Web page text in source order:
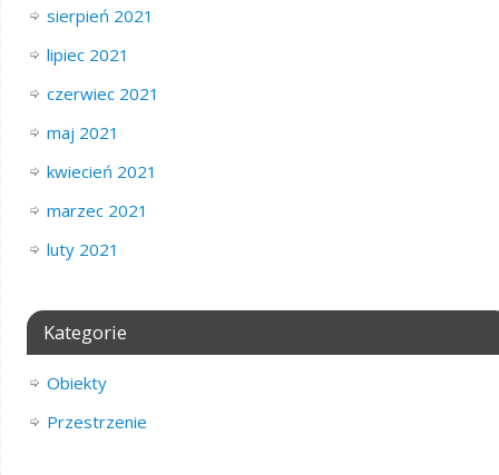
sierpień 2021
lipiec 2021
czerwiec 2021
maj 2021
kwiecień 2021
marzec 2021
luty 2021
Kategorie
Obiekty
Przestrzenie